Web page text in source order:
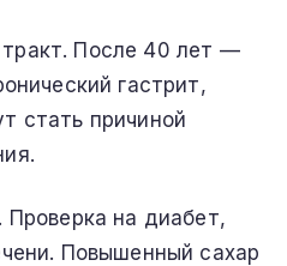
После 40 лет —
гастрит,
стать причиной
Проверка на диабет,
Повышенный сахар